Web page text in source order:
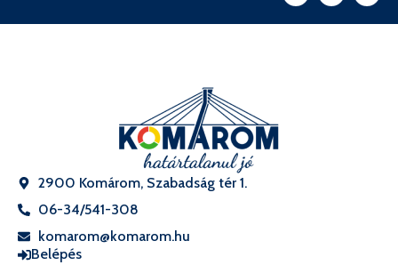
2900 Komárom, Szabadság tér 1.
06-34/541-308
komarom@komarom.hu
Belépés